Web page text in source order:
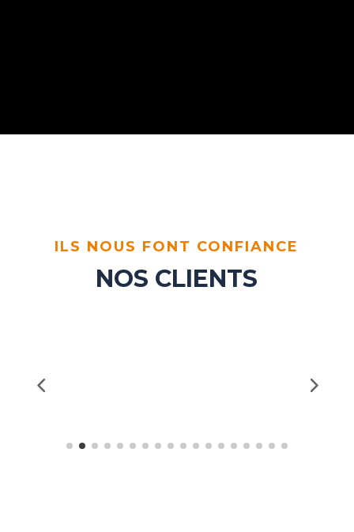
ILS NOUS FONT CONFIANCE
NOS CLIENTS